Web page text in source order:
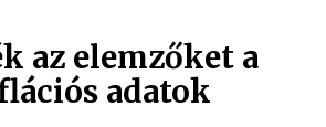
az elemzőket a
adatok